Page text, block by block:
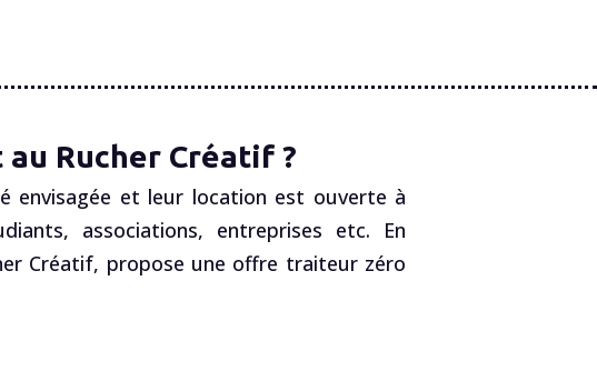
Rucher Créatif ?
envisagée et leur location est ouverte à
associations, entreprises etc. En
Créatif, propose une offre traiteur zéro